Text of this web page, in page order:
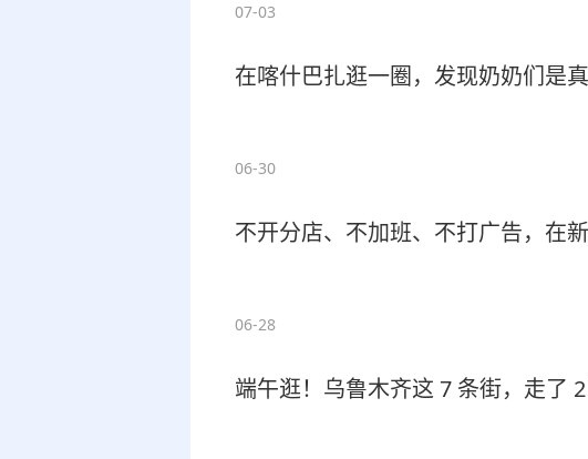
07-03
在喀什巴扎逛一圈，发现奶奶们是真
06-30
不开分店、不加班、不打广告，在
06-28
端午逛！乌鲁木齐这 7 条街，走了